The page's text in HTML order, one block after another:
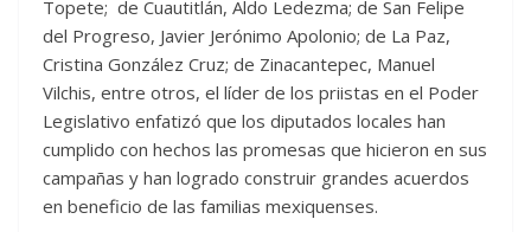
Topete; de Cuautitlán, Aldo Ledezma; de San Felipe
del Progreso, Javier Jerónimo Apolonio; de La Paz,
Cristina González Cruz; de Zinacantepec, Manuel
Vilchis, entre otros, el líder de los priistas en el Poder
Legislativo enfatizó que los diputados locales han
cumplido con hechos las promesas que hicieron en sus
campañas y han logrado construir grandes acuerdos
en beneficio de las familias mexiquenses.